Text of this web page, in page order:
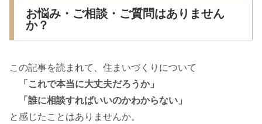
お悩み・ご相談・ご質問はありません
か？
この記事を読まれて、住まいづくりについて
「これで本当に大丈夫だろうか」
「誰に相談すればいいのかわからない」
と感じたことはありませんか。